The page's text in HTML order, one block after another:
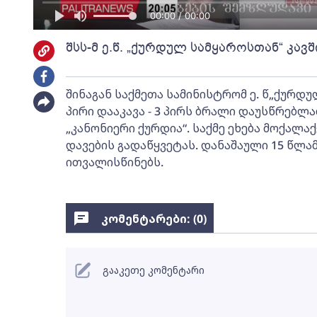
00:00 / 00:00
შსს-მ ე.წ. „ქურდულ სამყაროსთან“
შინაგან საქმეთა სამინისტრომ ე.
პირი დააკავა - 3 პირს ბრალი
„კანონიერი ქურდია“. საქმე ეხება
დავების გადაწყვეტას. დანაშაული 15
ითვალისწინებს.
კომენტარები: (0)
გააკეთე კომენტარი